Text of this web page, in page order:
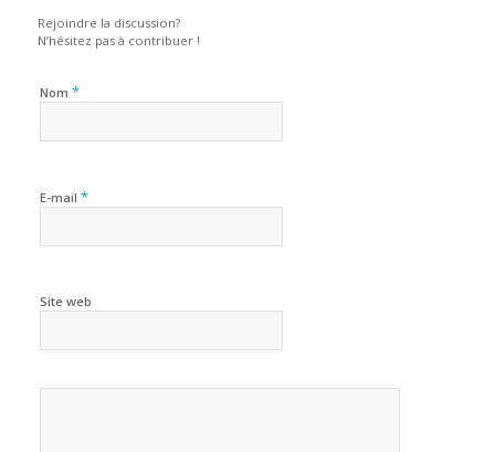
Rejoindre la discussion?
N’hésitez pas à contribuer !
Nom *
E-mail *
Site web